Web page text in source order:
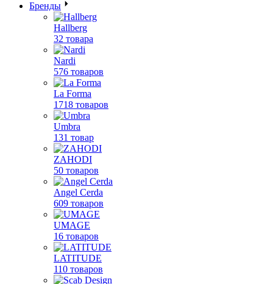
Бренды
Hallberg
32 товара
Nardi
576 товаров
La Forma
1718 товаров
Umbra
131 товар
ZAHODI
50 товаров
Angel Cerda
609 товаров
UMAGE
16 товаров
LATITUDE
110 товаров